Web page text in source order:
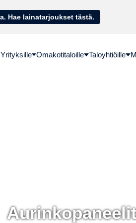
Rahoitus - Energiahankinnat rahoituksella. Hae lainatarjoukset tästä.
Yrityksille Omakotitaloille Taloyhtiöille